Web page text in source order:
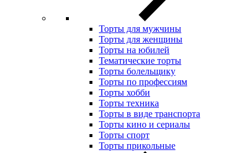
Торты для мужчины
Торты для женщины
Торты на юбилей
Тематические торты
Торты болельщику
Торты по профессиям
Торты хобби
Торты техника
Торты в виде транспорта
Торты кино и сериалы
Торты спорт
Торты прикольные